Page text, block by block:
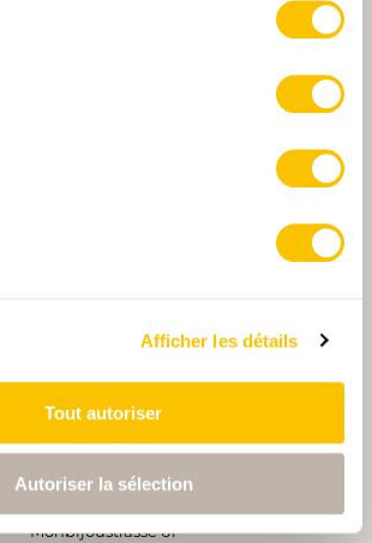
Afficher les détails
Tout autoriser
Autoriser la sélection
PRINCIPALE ET PARTENAIRE DE TRANSPORT
PARTENAIRE
Monbijoustrasse 61